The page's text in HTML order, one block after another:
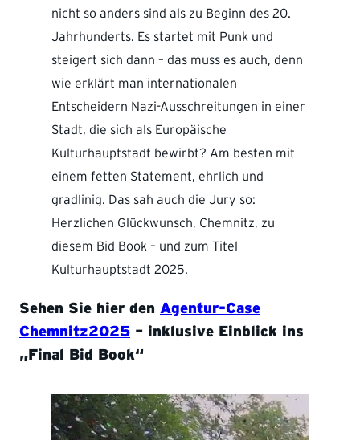
nicht so anders sind als zu Beginn des 20.
Jahrhunderts. Es startet mit Punk und
steigert sich dann – das muss es auch, denn
wie erklärt man internationalen
Entscheidern Nazi-Ausschreitungen in einer
Stadt, die sich als Europäische
Kulturhauptstadt bewirbt? Am besten mit
einem fetten Statement, ehrlich und
gradlinig. Das sah auch die Jury so:
Herzlichen Glückwunsch, Chemnitz, zu
diesem Bid Book – und zum Titel
Kulturhauptstadt 2025.
Sehen Sie hier den Agentur-Case
Chemnitz2025 – inklusive Einblick ins
„Final Bid Book“